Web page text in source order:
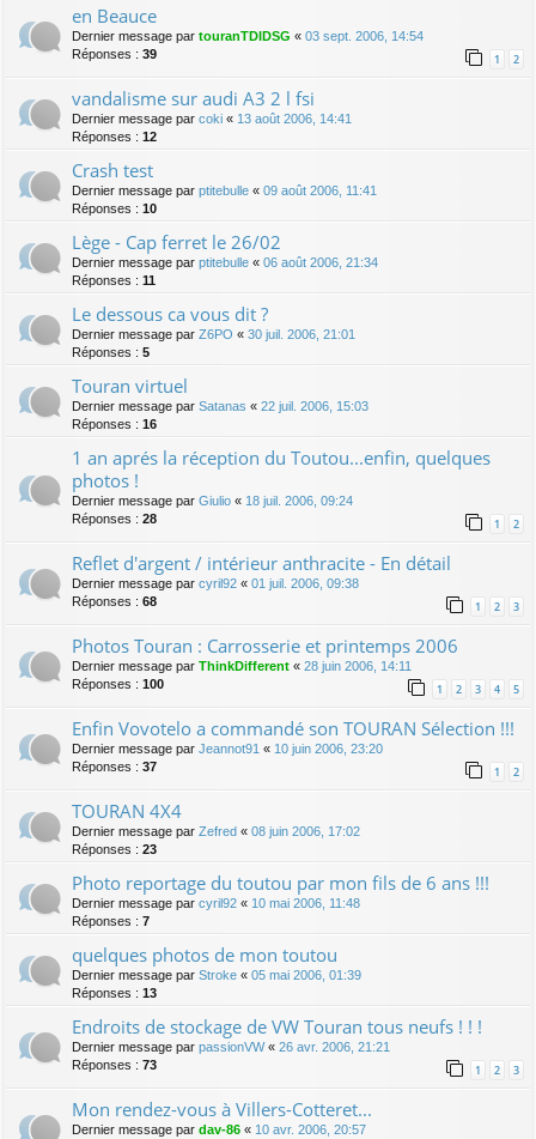
en Beauce
Dernier message par touranTDIDSG « 03 sept. 2006, 14:54
Réponses : 39 1 2
vandalisme sur audi A3 2 l fsi
Dernier message par coki « 13 août 2006, 14:41
Réponses : 12
Crash test
Dernier message par ptitebulle « 09 août 2006, 11:41
Réponses : 10
Lège - Cap ferret le 26/02
Dernier message par ptitebulle « 06 août 2006, 21:34
Réponses : 11
Le dessous ca vous dit ?
Dernier message par Z6PO « 30 juil. 2006, 21:01
Réponses : 5
Touran virtuel
Dernier message par Satanas « 22 juil. 2006, 15:03
Réponses : 16
1 an aprés la réception du Toutou...enfin, quelques
photos !
Dernier message par Giulio « 18 juil. 2006, 09:24
Réponses : 28 1 2
Reflet d'argent / intérieur anthracite - En détail
Dernier message par cyril92 « 01 juil. 2006, 09:38
Réponses : 68 1 2 3
Photos Touran : Carrosserie et printemps 2006
Dernier message par ThinkDifferent « 28 juin 2006, 14:11
Réponses : 100 1 2 3 4 5
Enfin Vovotelo a commandé son TOURAN Sélection !!!
Dernier message par Jeannot91 « 10 juin 2006, 23:20
Réponses : 37 1 2
TOURAN 4X4
Dernier message par Zefred « 08 juin 2006, 17:02
Réponses : 23
Photo reportage du toutou par mon fils de 6 ans !!!
Dernier message par cyril92 « 10 mai 2006, 11:48
Réponses : 7
quelques photos de mon toutou
Dernier message par Stroke « 05 mai 2006, 01:39
Réponses : 13
Endroits de stockage de VW Touran tous neufs ! ! !
Dernier message par passionVW« 26 avr. 2006, 21:21
Réponses : 73 1 2 3
Mon rendez-vous à Villers-Cotteret...
Dernier message par dav-86 « 10 avr. 2006, 20:57